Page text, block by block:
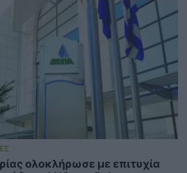
ολοκλήρωσε με επιτυχία